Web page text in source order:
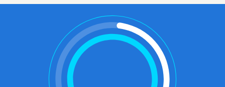
nog meer bij je past?Doe de baanmatcher
ontdek welke vacatures goed aansluiten bij jouw
wensen. Of neem direct een kijkje tussen al onze
openstaande banen. Misschien zit jouw volgende
uitdaging er wel tussen!